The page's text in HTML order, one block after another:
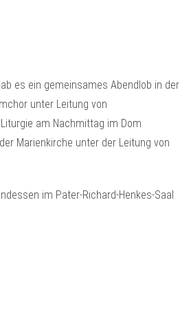
es ein gemeinsames Abendlob in der
unter Leitung von
am Nachmittag im Dom
Marienkirche unter der Leitung von
im Pater-Richard-Henkes-Saal